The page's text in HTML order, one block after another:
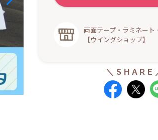
両面テープ・ラミネート
【ウイングショップ】